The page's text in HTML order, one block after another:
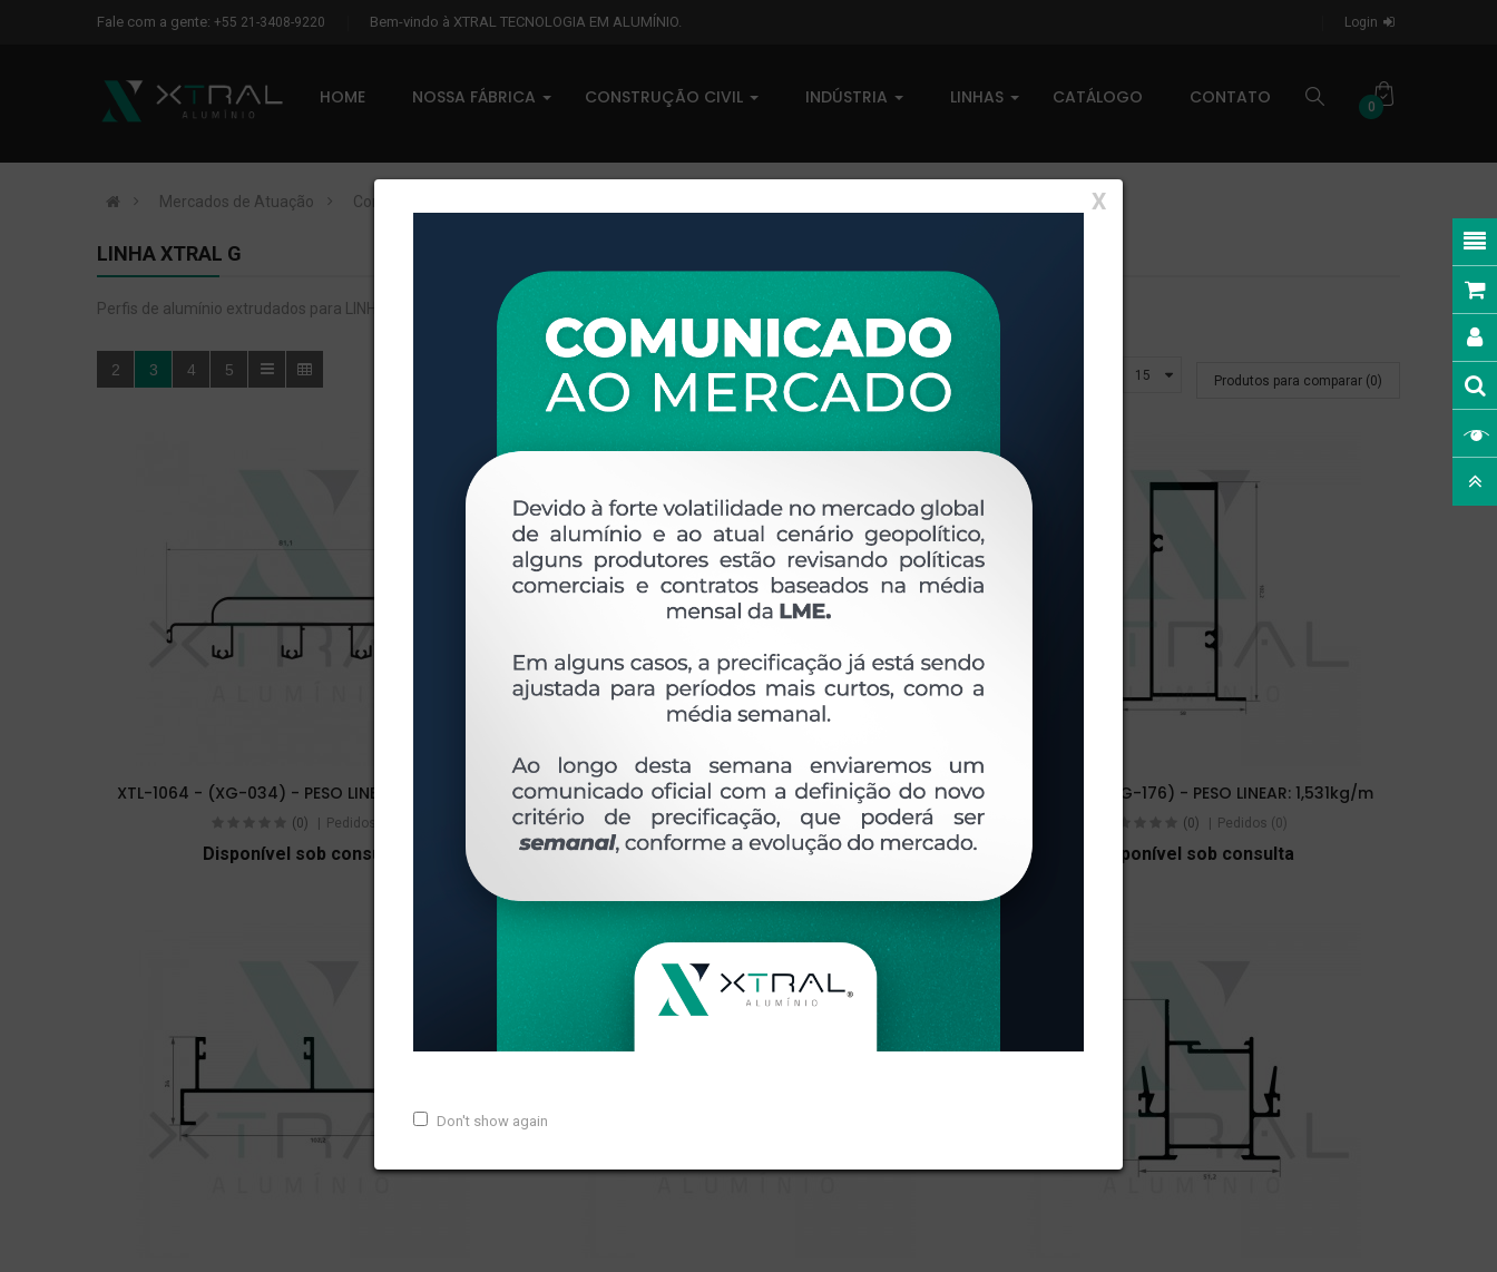
Fale com a gente: +55 21-3408-9220 Bem-vindo à XTRAL TECNOLOGIA EM ALUMÍNIO. Login
HOME NOSSA FÁBRICA CONSTRUÇÃO CIVIL INDÚSTRIA LINHAS CATÁLOGO CONTATO 0
X
Don't show again
Mercados de Atuação Construção Civil
LINHA XTRAL G
Perfis de alumínio extrudados para LINHA XTRAL G.
2 3 4 5 Organizar por: Produtos para comparar (0)
XTL-1064 - (XG-034) - PESO LINEAR: 2,149kg/m
(0) Pedidos (0)
Disponível sob consulta
XTL-1201 - (LG-024) - PESO LINEAR: 1,235kg/m
(0) Pedidos (0)
Disponível sob consulta
XTL-1203 - (LG-176) - PESO LINEAR: 1,531kg/m
(0) Pedidos (0)
Disponível sob consulta